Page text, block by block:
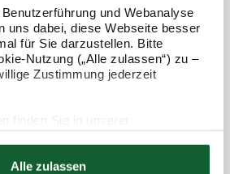
und Webanalyse
uns dabei, diese Webseite besser
für Sie darzustellen. Bitte
Nutzung („Alle zulassen“) zu –
Zustimmung jederzeit
Alle zulassen
zur Steuererklärung.